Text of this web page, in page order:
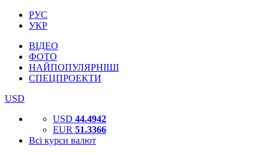
РУС
УКР
ВІДЕО
ФОТО
НАЙПОПУЛЯРНІШІ
СПЕЦПРОЕКТИ
USD
USD 44.4942
EUR 51.3366
Всі курси валют